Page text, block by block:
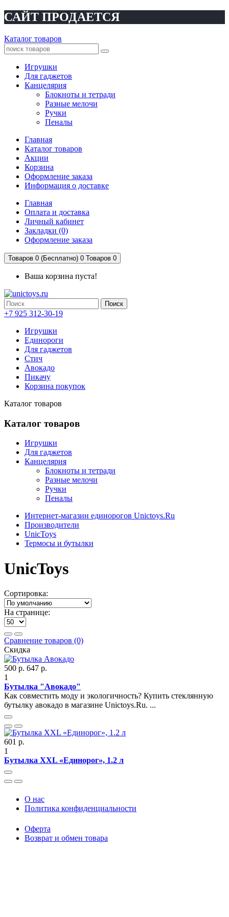
САЙТ ПРОДАЕТСЯ
Каталог товаров
Игрушки
Для гаджетов
Канцелярия
Блокноты и тетради
Разные мелочи
Ручки
Пеналы
Главная
Каталог товаров
Акции
Корзина
Оформление заказа
Информация о доставке
Главная
Оплата и доставка
Личный кабинет
Закладки (0)
Оформление заказа
Товаров 0 (Бесплатно) 0 Товаров 0
Ваша корзина пуста!
Поиск
+7 925 312-30-19
Игрушки
Единороги
Для гаджетов
Стич
Авокадо
Пикачу
Корзина покупок
Каталог товаров
Каталог товаров
Игрушки
Для гаджетов
Канцелярия
Блокноты и тетради
Разные мелочи
Ручки
Пеналы
Интернет-магазин единорогов Unictoys.Ru
Производители
UnicToys
Термосы и бутылки
UnicToys
Сортировка:
На странице:
Сравнение товаров (0)
Скидка
500 р. 647 р.
1
Бутылка "Авокадо"
Как совместить моду и экологичность? Купить стеклянную
бутылку авокадо в магазине Unictoys.Ru. ...
601 р.
1
Бутылка XXL «Единорог», 1.2 л
O нас
Политика конфиденциальности
Оферта
Возврат и обмен товара